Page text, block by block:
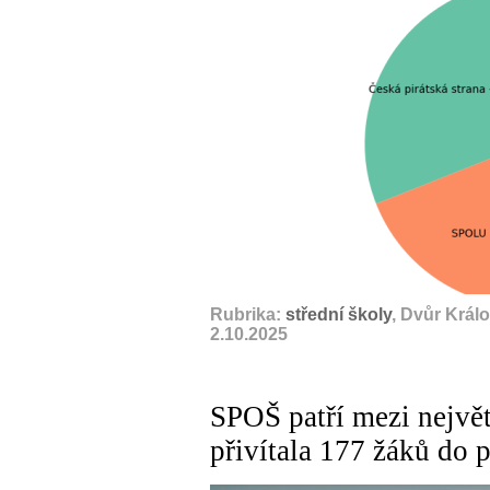
Rubrika: střední školy, Dvůr
2.10.2025
SPOŠ patří mezi
přivítala 177 žáků do